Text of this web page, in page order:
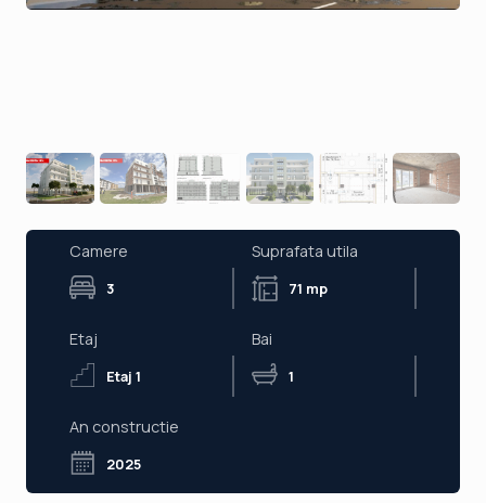
Camere
3
Suprafata utila
71 mp
Etaj
Etaj 1
Bai
1
An constructie
2025